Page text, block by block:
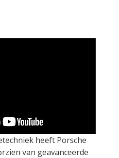
heeft Porsche
van geavanceerde